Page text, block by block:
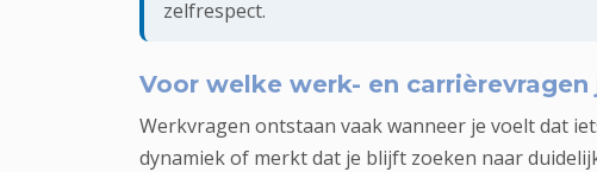
zelfrespect.
Voor welke werk- en
Werkvragen ontstaan vaak wanneer je voelt dat
dynamiek of merkt dat je blijft zoeken naar